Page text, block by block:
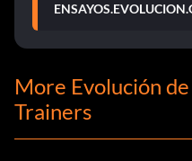
More Evolución
Trainers